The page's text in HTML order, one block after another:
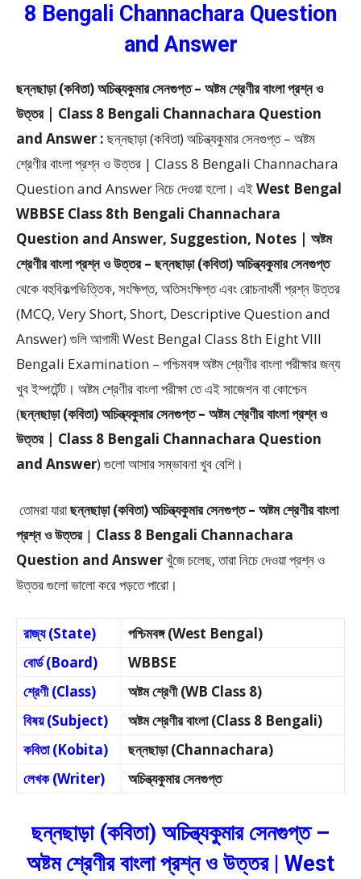
8 Bengali Channachara Question
and Answer
ছন্নছাড়া (কবিতা) অচিন্ত্যকুমার সেনগুপ্ত – অষ্টম শ্রেণীর বাংলা প্রশ্ন ও
উত্তর | Class 8 Bengali Channachara Question
and Answer : ছন্নছাড়া (কবিতা) অচিন্ত্যকুমার সেনগুপ্ত – অষ্টম
শ্রেণীর বাংলা প্রশ্ন ও উত্তর | Class 8 Bengali Channachara
Question and Answerনিচে দেওয়া হলো। এইWest Bengal
WBBSE Class 8th Bengali Channachara
Question and Answer, Suggestion, Notes | অষ্টম
শ্রেণীর বাংলা প্রশ্ন ও উত্তর – ছন্নছাড়া (কবিতা) অচিন্ত্যকুমার সেনগুপ্ত
থেকেবহুবিকল্পভিত্তিক, সংক্ষিপ্ত, অতিসংক্ষিপ্ত এবং রোচনাধর্মী প্রশ্ন উত্তর
(MCQ, Very Short, Short, Descriptive Question and
Answer)গুলি আগামী West Bengal Class 8th Eight VIII
Bengali Examination – পশ্চিমবঙ্গ অষ্টম শ্রেণীর বাংলা পরীক্ষার জন্য
খুব ইম্পর্টেন্ট। অষ্টম শ্রেণীর বাংলা পরীক্ষা তে এই সাজেশন বা কোশ্চেন
(ছন্নছাড়া (কবিতা) অচিন্ত্যকুমার সেনগুপ্ত – অষ্টম শ্রেণীর বাংলা প্রশ্ন ও
উত্তর | Class 8 Bengali Channachara Question
and Answer) গুলো আসার সম্ভাবনা খুব বেশি।
তোমরা যারাছন্নছাড়া (কবিতা) অচিন্ত্যকুমার সেনগুপ্ত – অষ্টম শ্রেণীর বাংলা
প্রশ্ন ও উত্তর| Class 8 Bengali Channachara
Question and Answerখুঁজে চলেছ, তারা নিচে দেওয়া প্রশ্ন ও
উত্তর গুলো ভালো করে পড়তে পারো।
রাজ্য (State)
পশ্চিমবঙ্গ (West Bengal)
বোর্ড (Board)
WBBSE
শ্রেণী (Class)
অষ্টম শ্রেণী (WB Class 8)
বিষয় (Subject)
অষ্টম শ্রেণীর বাংলা (Class 8 Bengali)
কবিতা (Kobita)
ছন্নছাড়া (Channachara)
লেখক (Writer)
অচিন্ত্যকুমার সেনগুপ্ত
ছন্নছাড়া (কবিতা) অচিন্ত্যকুমার সেনগুপ্ত –
অষ্টম শ্রেণীর বাংলা প্রশ্ন ও উত্তর | West